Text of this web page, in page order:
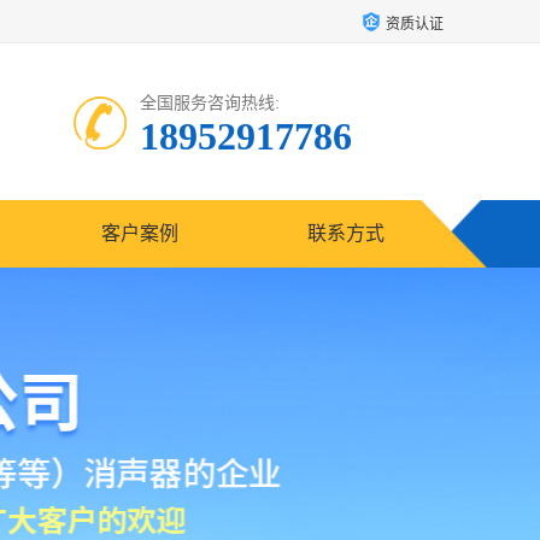
资质认证
全国服务咨询热线:
18952917786
客户案例 联系方式